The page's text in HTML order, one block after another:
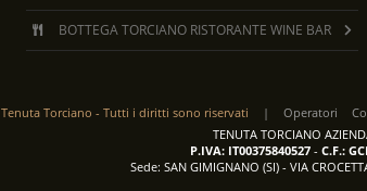
BOTTEGA TORCIANO RISTORANTE WINE BAR
Tenuta Torciano - Tutti i diritti sono riservati | Operatori
TENUTA TORCIANO
P.IVA: IT00375840527- C.F.:
Sede: SAN GIMIGNANO (SI) - VIA